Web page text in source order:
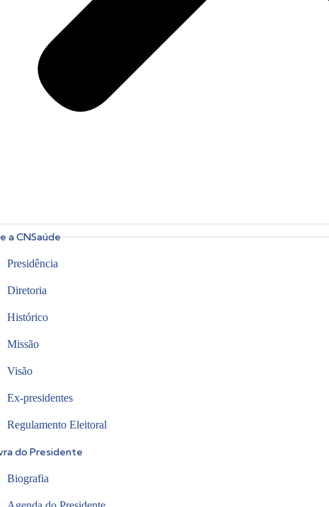
a CNSaúde
Presidência
Diretoria
Histórico
Missão
Visão
Ex-presidentes
Regulamento Eleitoral
do Presidente
Biografia